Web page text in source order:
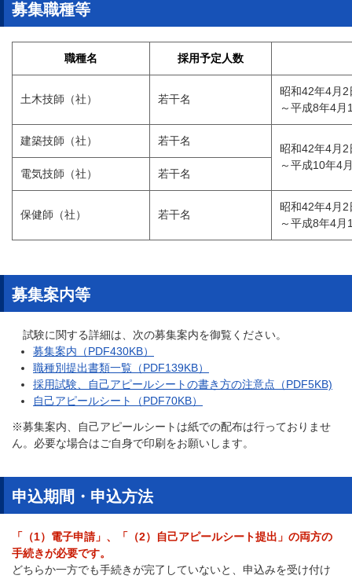
募集職種等
職種名 採用予定人数
土木技師（社） 若干名
昭和42年4月2
～平成8年4月
建築技師（社） 若干名
昭和42年4月2
～平成10年4
電気技師（社） 若干名
保健師（社） 若干名
昭和42年4月2
～平成8年4月
募集案内等
試験に関する詳細は、次の募集案内を御覧ください。
募集案内（PDF430KB）
職種別提出書類一覧（PDF139KB）
採用試験、自己アピールシートの書き方の注意点（PDF5KB)
自己アピールシート（PDF70KB）
※募集案内、自己アピールシートは紙での配布は行っておりませ
ん。必要な場合はご自身で印刷をお願いします。
申込期間・申込方法
「（1）電子申請」、「（2）自己アピールシート提出」の両方の
手続きが必要です。
どちらか一方でも手続きが完了していないと、申込みを受け付け